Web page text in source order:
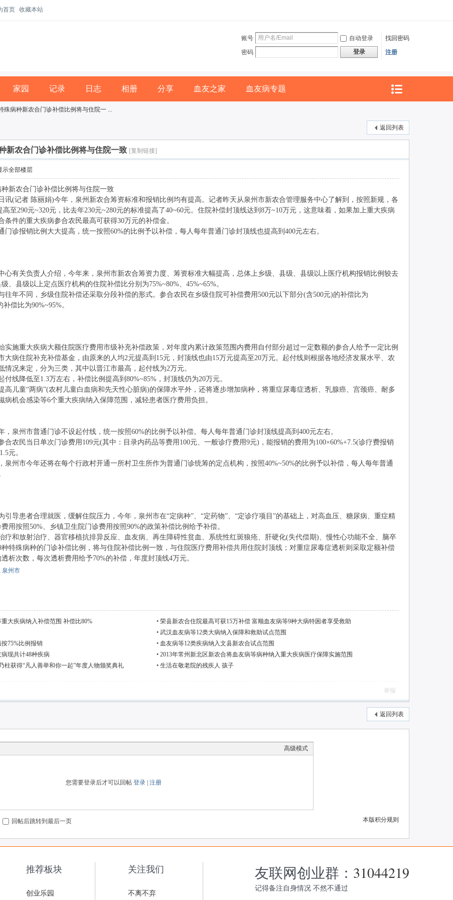
首页 收藏本站
账号 自动登录
找回密码
密码
登录 注册
家园 记录 日志 相册 分享 血友之家 血友病专题
殊病种新农合门诊补偿比例将与住院一 ...
返回列表
新农合门诊补偿比例将与住院一致 [复制链接]
示全部楼层
新农合门诊补偿比例将与住院一致
(记者 陈丽娟)今年，泉州新农合筹资标准和报销比例均有提高。记者昨天从泉州市新农合管理服务中心了解到，按照新规，各
至290元~320元，比去年230元~280元的标准提高了40~60元。住院补偿封顶线达到8万~10万元，这意味着，如果加上重大疾病
条件的重大疾病参合农民最高可获得30万元的补偿金。
报销比例大大提高，统一按照60%的比例予以补偿，每人每年普通门诊封顶线也提高到400元左右。
有关负责人介绍，今年来，泉州市新农合筹资力度、筹资标准大幅提高，总体上乡级、县级、县级以上医疗机构报销比例较去
、县级以上定点医疗机构的住院补偿比分别为75%~80%、45%~65%。
年不同，乡级住院补偿还采取分段补偿的形式。参合农民在乡级住院可补偿费用500元以下部分(含500元)的补偿比为
偿比为90%~95%。
施重大疾病大额住院医疗费用市级补充补偿政策，对年度内累计政策范围内费用自付部分超过一定数额的参合人给予一定比例
大病住院补充补偿基金，由原来的人均2元提高到15元，封顶线也由15万元提高至20万元。起付线则根据各地经济发展水平、农
情况来定，分为三类，其中以晋江市最高，起付线为2万元。
降低至1.3万左右，补偿比例提高到80%~85%，封顶线仍为20万元。
儿童“两病”(农村儿童白血病和先天性心脏病)的保障水平外，还将逐步增加病种，将重症尿毒症透析、乳腺癌、宫颈癌、耐多
病机会感染等6个重大疾病纳入保障范围，减轻患者医疗费用负担。
州市普通门诊不设起付线，统一按照60%的比例予以补偿。每人每年普通门诊封顶线提高到400元左右。
民当日单次门诊费用109元(其中：目录内药品等费用100元、一般诊疗费用9元)，能报销的费用为100×60%+7.5(诊疗费报销
元。
市今年还将在每个行政村开通一所村卫生所作为普通门诊统筹的定点机构，按照40%~50%的比例予以补偿，每人每年普通
患者合理就医，缓解住院压力，今年，泉州市在“定病种”、“定药物”、“定诊疗项目”的基础上，对高血压、糖尿病、重症精
用按照50%、乡镇卫生院门诊费用按照90%的政策补偿比例给予补偿。
和放射治疗、器官移植抗排异反应、血友病、再生障碍性贫血、系统性红斑狼疮、肝硬化(失代偿期)、慢性心功能不全、脑卒
特殊病种的门诊补偿比例，将与住院补偿比例一致，与住院医疗费用补偿共用住院封顶线；对重症尿毒症透析则采取定额补偿
析次数，每次透析费用给予70%的补偿，年度封顶线4万元。
泉州市
大疾病纳入补偿范围 补偿比80% • 荣县新农合住院最高可获15万补偿 富顺血友病等9种大病特困者享受救助
• 武汉血友病等12类大病纳入保障和救助试点范围
75%比例报销 • 血友病等12类疾病纳入文县新农合试点范围
现共计48种疾病 • 2013年常州新北区新农合将血友病等病种纳入重大疾病医疗保障实施范围
柱获得“凡人善举和你一起”年度人物颁奖典礼 • 生活在敬老院的残疾人 孩子
举报
返回列表
高级模式
您需要登录后才可以回帖 登录 注册
本版积分规则
回帖后跳转到最后一页
推荐板块
创业乐园
关注我们
不离不弃
友联网创业群： 31044219
记得备注自身情况 不然不通过